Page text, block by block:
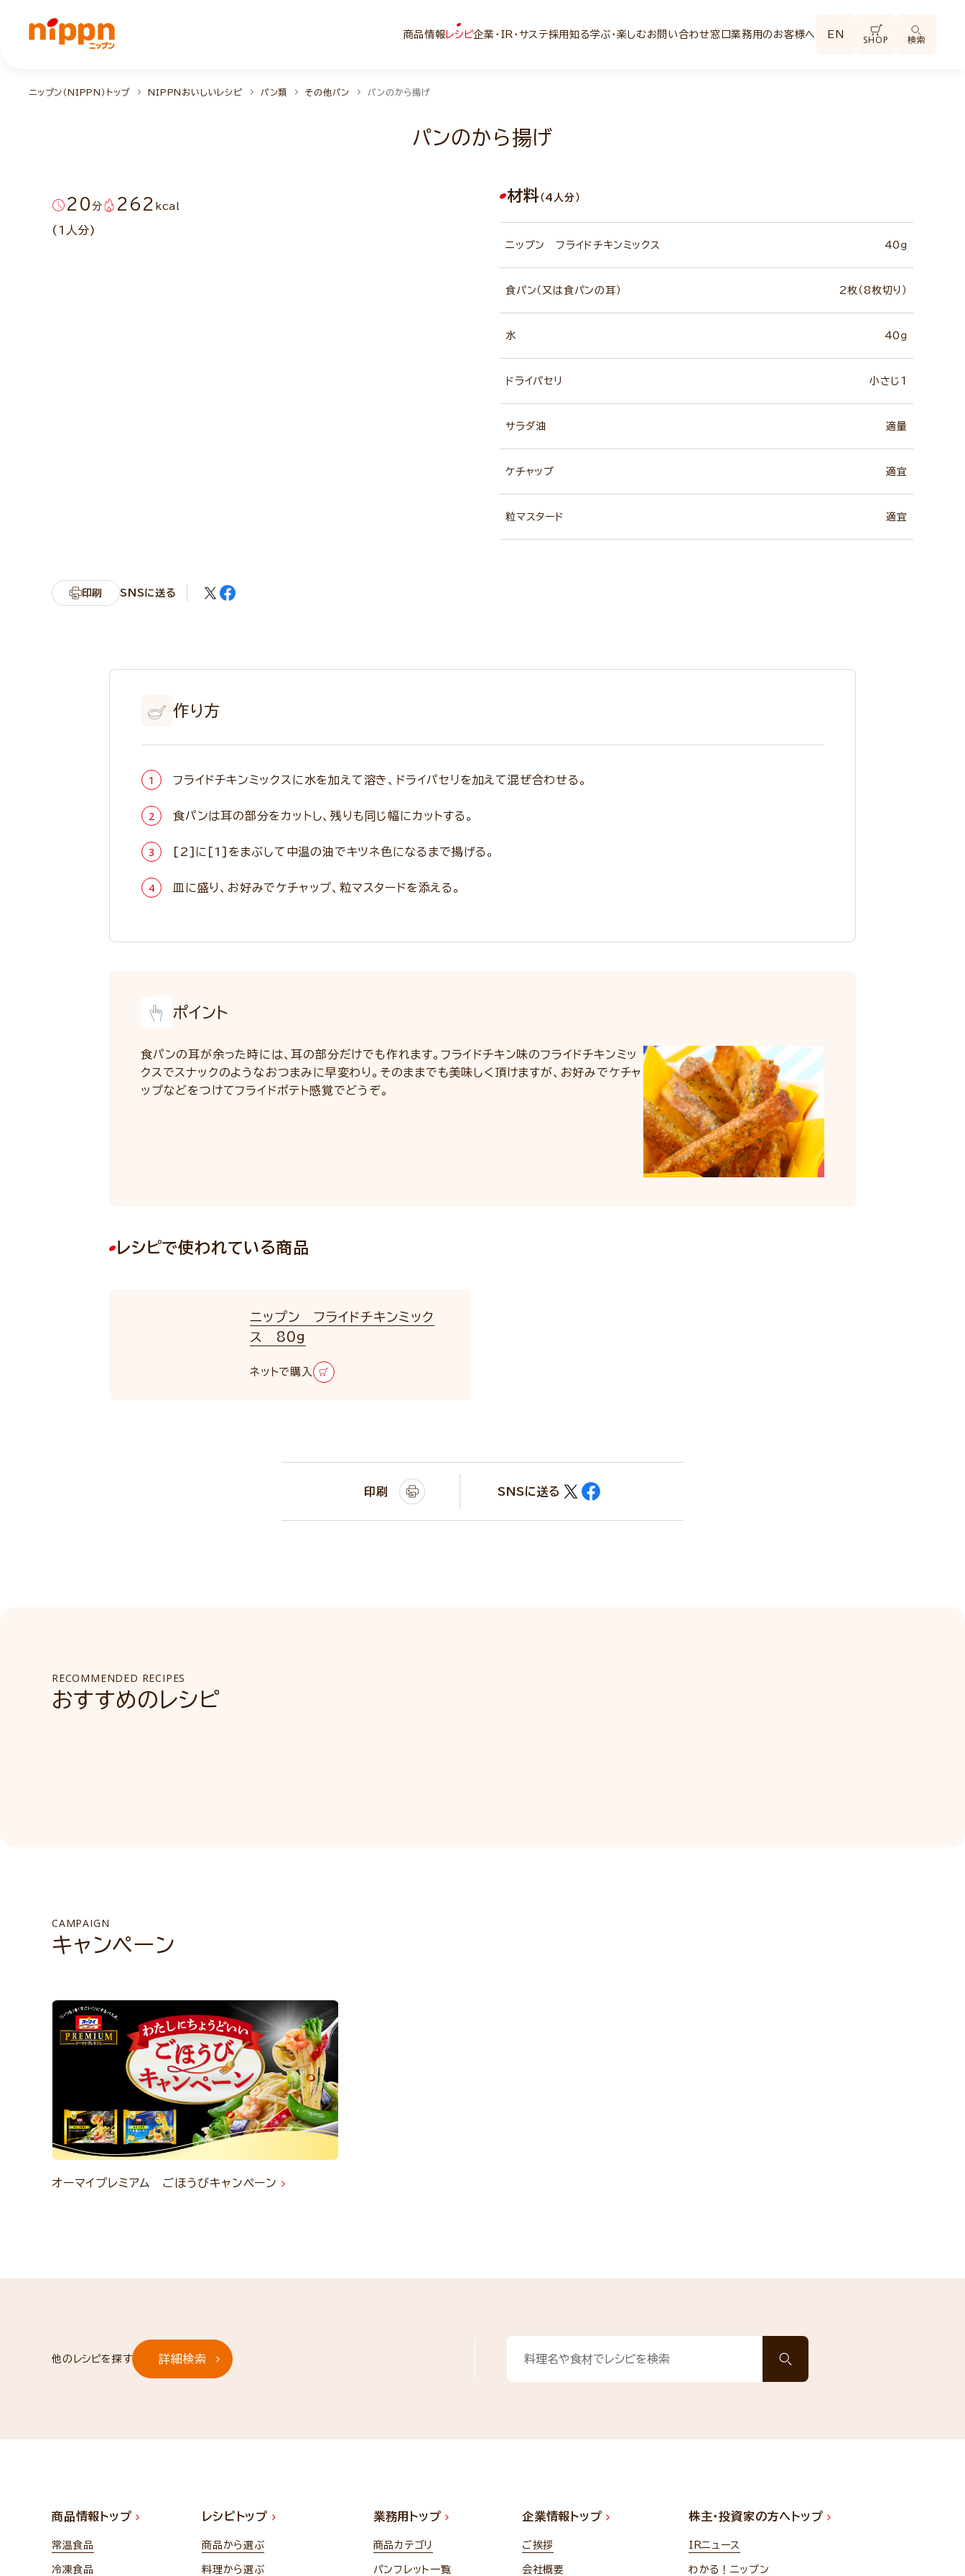
商品情報 レシピ企業・IR・サステ採用知る学ぶ・楽しむお問い合わせ窓口業務用のお客様へ EN SHOP 検索
ニップン（NIPPN）トップ NIPPNおいしいレシピ パン類 その他パン パンのから揚げ
パンのから揚げ
20 分 262 kcal
(1人分)
材料 （4人分）
ニップン フライドチキンミックス 40ｇ
食パン（又は食パンの耳） 2枚（8枚切り）
水 40ｇ
ドライパセリ 小さじ1
サラダ油 適量
ケチャップ 適宜
粒マスタード 適宜
印刷 SNSに送る
作り方
フライドチキンミックスに水を加えて溶き、ドライパセリを加えて混ぜ合わせる。
食パンは耳の部分をカットし、残りも同じ幅にカットする。
[2]に[1]をまぶして中温の油でキツネ色になるまで揚げる。
皿に盛り、お好みでケチャップ、粒マスタードを添える。
ポイント
食パンの耳が余った時には、耳の部分だけでも作れます。フライドチキン味のフライドチキンミッ
クスでスナックのようなおつまみに早変わり。そのままでも美味しく頂けますが、お好みでケチャ
ップなどをつけてフライドポテト感覚でどうぞ。
レシピで使われている商品
ニップン フライドチキンミック
ス 80g
ネットで購入
印刷 SNSに送る
RECOMMENDED RECIPES
おすすめのレシピ
CAMPAIGN
キャンペーン
オーマイプレミアム ごほうびキャンペーン
他のレシピを探す 詳細検索
商品情報トップ
常温食品
冷凍食品
レシピトップ
商品から選ぶ
料理から選ぶ
業務用トップ
商品カテゴリ
パンフレット一覧
企業情報トップ
ご挨拶
会社概要
株主・投資家の方へトップ
IRニュース
わかる！ニップン